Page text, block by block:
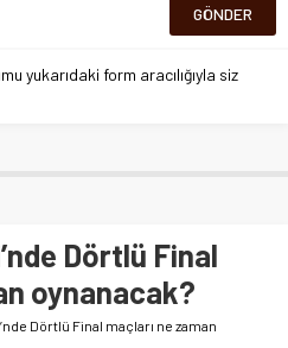
yukarıdaki form aracılığıyla siz
Dörtlü Final
oynanacak?
Dörtlü Final maçları ne zaman